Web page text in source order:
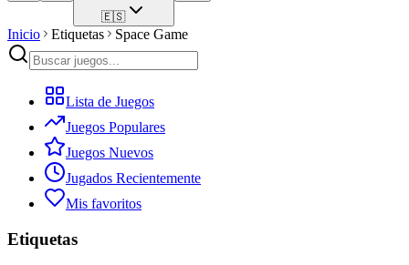
🇪🇸
Inicio Etiquetas Space Game
Lista de Juegos
Juegos Populares
Juegos Nuevos
Jugados Recientemente
Mis favoritos
Etiquetas